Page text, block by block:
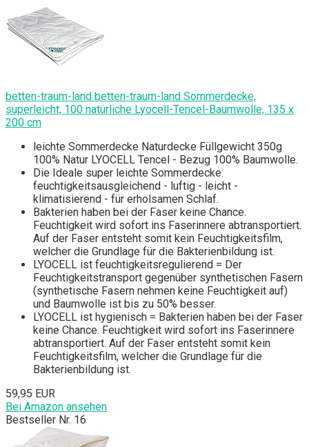
betten-traum-land betten-traum-land Sommerdecke,
superleicht, 100 natürliche Lyocell-Tencel-Baumwolle, 135 x
200 cm
leichte Sommerdecke Naturdecke Füllgewicht 350g
100% Natur LYOCELL Tencel - Bezug 100% Baumwolle.
Die Ideale super leichte Sommerdecke:
feuchtigkeitsausgleichend - luftig - leicht -
klimatisierend - für erholsamen Schlaf.
Bakterien haben bei der Faser keine Chance.
Feuchtigkeit wird sofort ins Faserinnere abtransportiert.
Auf der Faser entsteht somit kein Feuchtigkeitsfilm,
welcher die Grundlage für die Bakterienbildung ist.
LYOCELL ist feuchtigkeitsregulierend = Der
Feuchtigkeitstransport gegenüber synthetischen Fasern
(synthetische Fasern nehmen keine Feuchtigkeit auf)
und Baumwolle ist bis zu 50% besser.
LYOCELL ist hygienisch = Bakterien haben bei der Faser
keine Chance. Feuchtigkeit wird sofort ins Faserinnere
abtransportiert. Auf der Faser entsteht somit kein
Feuchtigkeitsfilm, welcher die Grundlage für die
Bakterienbildung ist.
59,95 EUR
Bei Amazon ansehen
Bestseller Nr. 16